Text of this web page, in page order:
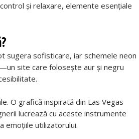
și relaxare, elemente esențiale
sugera sofisticare, iar schemele neon
site care folosește aur și negru
O grafică inspirată din Las Vegas
lucrează cu aceste instrumente
emoțiile utilizatorului.